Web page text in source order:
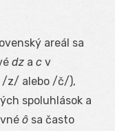
areál sa
dz a c v
/z/ alebo /č/),
spoluhlások a
ô sa často